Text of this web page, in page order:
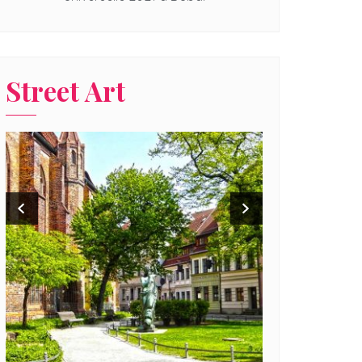
Street Art